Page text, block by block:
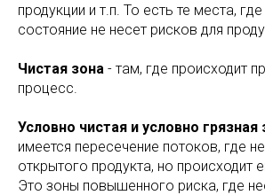
продукции и т.п. То есть те места,
состояние не несет рисков для
Чистая зона - там, где происходит
процесс.
Условно чистая и условно грязная
имеется пересечение потоков, где
открытого продукта, но происходит
Это зоны повышенного риска, где